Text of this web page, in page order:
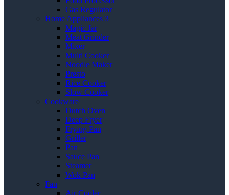
Gas Regulator
Home Appliances 3
Magic Jar
Meat Grinder
Mixer
Multi Cooker
Noodle Maker
Presto
Rice Cooker
Slow Cooker
Cookware
Dutch Oven
Deep Fryer
Frying Pan
Griller
Pan
Sauce Pan
Steamer
Wok Pan
Fan
Air Cooler